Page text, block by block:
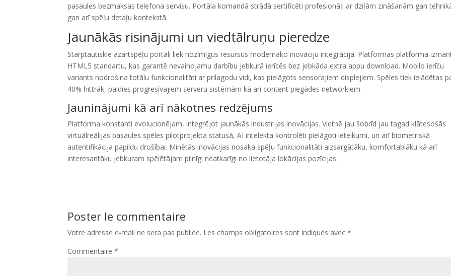
pasaules bezmaksas telefona servisu. Portāla komandā strādā sertificēti profesionāļi ar dziļām zināšanām gan
gan arī spēļu detaļu kontekstā.
Jaunākās risinājumi un viedtālruņu pieredze
Starptautiskie azartspēļu portāli liek nozīmīgus resursus modernāko inovāciju integrācijā. Platformas platforma
HTML5 standartu, kas garantē nevainojamu darbību jebkurā ierīcēs bez jebkāda extra appu download. Mobilo ierīču
variants nodrošina totālu funkcionalitāti ar prilagodu vidi, kas pielāgots sensorajiem displejiem. Spēles tiek ielādētas
40% hittrāk, paldies progresīvajiem serveru sistēmām kā arī content piegādes networkiem.
Jauninājumi kā arī nākotnes redzējums
Platforma konstanti evolucionējam, integrējot jaunākās industrijas inovācijas. Vietnē jau šobrīd jau tagad klātesošās
virtuālreālijas pasaules spēles pilotprojekta statusā, AI intelekta kontrolēti pielāgoti ieteikumi, un arī biometriskā
autentifikācija papildu drošībai. Minētās inovācijas nosaka spēļu funkcionalitāti aizsargātāku, komfortablāku kā arī
interesantāku jebkuram spēlētājam pilnīgi neatkarīgi no lietotāja lokācijas pozīcijas.
Poster le commentaire
Votre adresse e-mail ne sera pas publiée. Les champs obligatoires sont indiqués avec*
Commentaire*